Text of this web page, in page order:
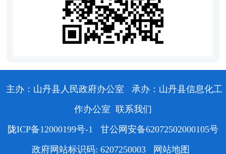
主办：山丹县人民政府办公室
承办：山丹县信息化工
作办公室 联系我们
陇ICP备12000199号-1
甘公网安备62072502000105号
政府网站标识码: 6207250003
网站地图